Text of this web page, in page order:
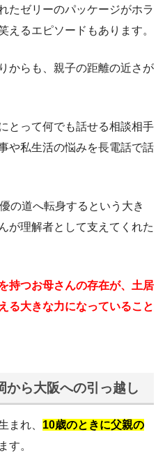
たゼリーのパッケージがホラ
えるエピソードもあります。
からも、親子の距離の近さが
とって何でも話せる相談相手
や私生活の悩みを長電話で話
の道へ転身するという大き
理解者として支えてくれた
持つお母さんの存在が、土居
る大きな力になっていること
から大阪への引っ越し
まれ、 10歳のときに父親の
す。